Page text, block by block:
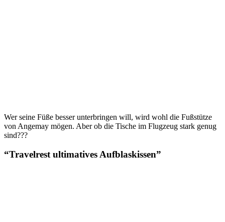
Wer seine Füße besser unterbringen will, wird wohl die Fußstütze
von Angemay mögen. Aber ob die Tische im Flugzeug stark genug
sind???
“Travelrest ultimatives Aufblaskissen”